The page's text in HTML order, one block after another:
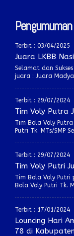
Pengumuman
Terbit : 03/04/2025
Juara LKBB
Selamat dan
juara : Juara Madya
Terbit : 29/07/2024
Tim Voly Putra
Tim Bola Voly
Putri Tk. MTs/SMP
Terbit : 29/07/2024
Tim Voly Putri
Tim Bola Voly Putri
Bola Voly Putri Tk.
Terbit : 17/01/2024
Louncing Hari
78 di